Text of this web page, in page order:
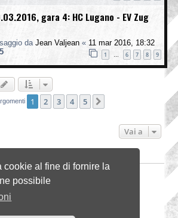
cookie al fine di fornire la
possibile
gara 4: HC Lugano - EV Zug
da Jean Valjean « 11 mar 2016, 18:32
1 … 6 7 8 9
1 2 3 4 5
Vai a
argomenti
messaggi
messaggi